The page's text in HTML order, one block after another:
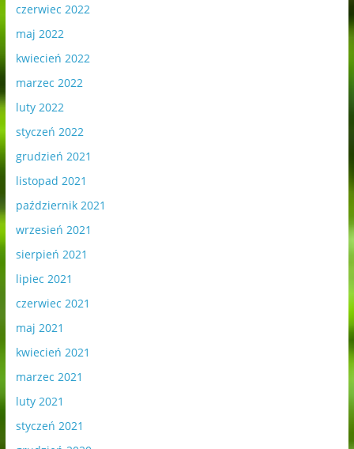
czerwiec 2022
maj 2022
kwiecień 2022
marzec 2022
luty 2022
styczeń 2022
grudzień 2021
listopad 2021
październik 2021
wrzesień 2021
sierpień 2021
lipiec 2021
czerwiec 2021
maj 2021
kwiecień 2021
marzec 2021
luty 2021
styczeń 2021